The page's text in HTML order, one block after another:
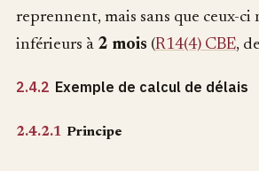
reprennent, mais sans que ceux-ci
inférieurs à 2 mois (R14(4) CBE,
2.4.2 Exemple de calcul de délais
2.4.2.1 Principe